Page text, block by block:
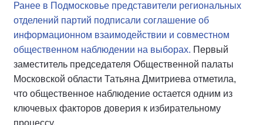
Ранее в Подмосковье представители региональных
отделений партий подписали соглашение об
информационном взаимодействии и совместном
общественном наблюдении на выборах. Первый
заместитель председателя Общественной палаты
Московской области Татьяна Дмитриева отметила,
что общественное наблюдение остается одним из
ключевых факторов доверия к избирательному